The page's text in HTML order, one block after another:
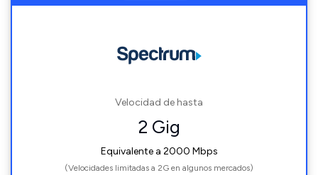
Velocidad de hasta
2 Gig
Equivalente a 2000 Mbps
(Velocidades limitadas a 2G en algunos mercados)